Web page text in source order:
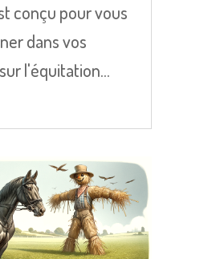
conçu pour vous
dans vos
l'équitation...